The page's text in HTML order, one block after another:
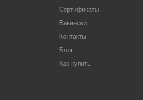
Сертификаты
Вакансии
Контакты
Блог
Как купить